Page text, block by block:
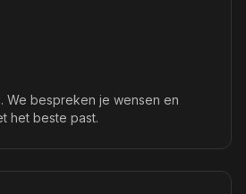
We bespreken je wensen en
het beste past.